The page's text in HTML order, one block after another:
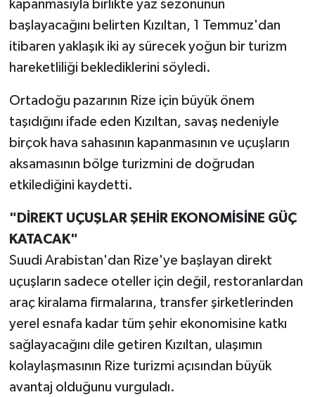
kapanmasıyla birlikte yaz sezonunun
başlayacağını belirten Kızıltan, 1 Temmuz'dan
itibaren yaklaşık iki ay sürecek yoğun bir turizm
hareketliliği beklediklerini söyledi.
Ortadoğu pazarının Rize için büyük önem
taşıdığını ifade eden Kızıltan, savaş nedeniyle
birçok hava sahasının kapanmasının ve uçuşların
aksamasının bölge turizmini de doğrudan
etkilediğini kaydetti.
"DİREKT UÇUŞLAR ŞEHİR EKONOMİSİNE GÜÇ
KATACAK"
Suudi Arabistan'dan Rize'ye başlayan direkt
uçuşların sadece oteller için değil, restoranlardan
araç kiralama firmalarına, transfer şirketlerinden
yerel esnafa kadar tüm şehir ekonomisine katkı
sağlayacağını dile getiren Kızıltan, ulaşımın
kolaylaşmasının Rize turizmi açısından büyük
avantaj olduğunu vurguladı.